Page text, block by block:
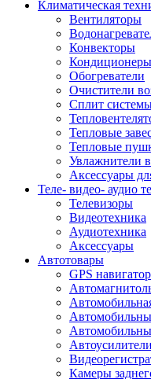
Климатическая
Вентиляторы
Конвекторы
Обогреватели
Очистители
Сплит
Тепловые
Тепловые
Увлажнители
Аксессуары
Теле- видео- аудио
Телевизоры
Видеотехника
Аудиотехника
Аксессуары
Автотовары
GPS
Автоусилители
Камеры